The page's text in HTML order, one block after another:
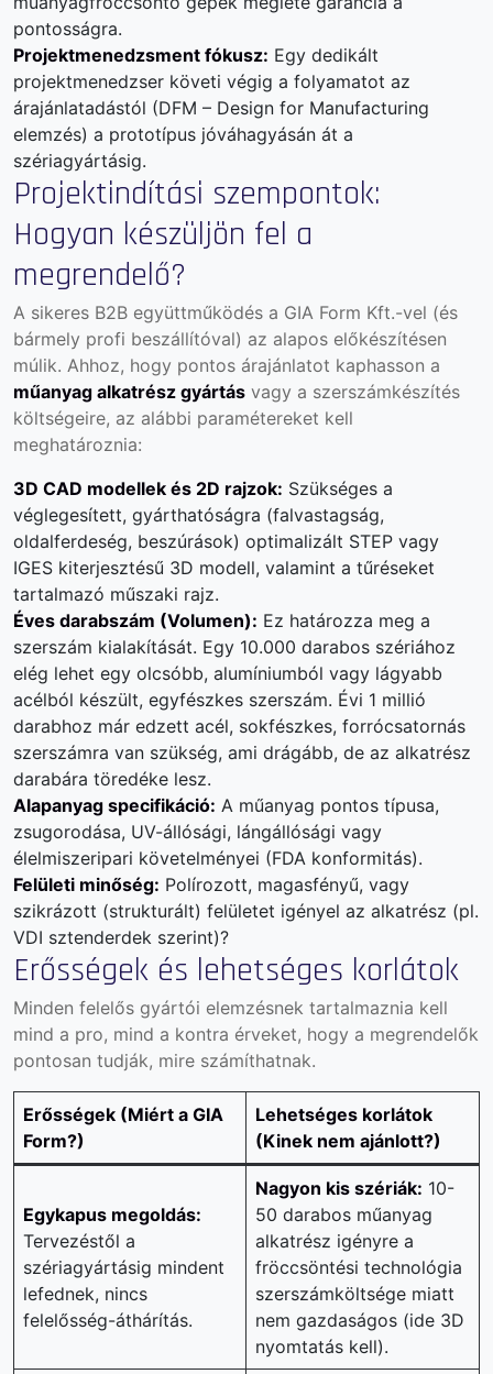
pontosságra.
Projektmenedzsment fókusz: Egy dedikált
projektmenedzser követi végig a folyamatot az
árajánlatadástól (DFM – Design for Manufacturing
elemzés) a prototípus jóváhagyásán át a
szériagyártásig.
Projektindítási szempontok:
Hogyan készüljön fel a
megrendelő?
A sikeres B2B együttműködés a GIA Form Kft.-vel (és
bármely profi beszállítóval) az alapos előkészítésen
múlik. Ahhoz, hogy pontos árajánlatot kaphasson a
műanyag alkatrész gyártás vagy a szerszámkészítés
költségeire, az alábbi paramétereket kell
meghatároznia:
3D CAD modellek és 2D rajzok: Szükséges a
véglegesített, gyárthatóságra (falvastagság,
oldalferdeség, beszúrások) optimalizált STEP vagy
IGES kiterjesztésű 3D modell, valamint a tűréseket
tartalmazó műszaki rajz.
Éves darabszám (Volumen): Ez határozza meg a
szerszám kialakítását. Egy 10.000 darabos szériához
elég lehet egy olcsóbb, alumíniumból vagy lágyabb
acélból készült, egyfészkes szerszám. Évi 1 millió
darabhoz már edzett acél, sokfészkes, forrócsatornás
szerszámra van szükség, ami drágább, de az alkatrész
darabára töredéke lesz.
Alapanyag specifikáció: A műanyag pontos típusa,
zsugorodása, UV-állósági, lángállósági vagy
élelmiszeripari követelményei (FDA konformitás).
Felületi minőség: Polírozott, magasfényű, vagy
szikrázott (strukturált) felületet igényel az alkatrész (pl.
VDI sztenderdek szerint)?
Erősségek és lehetséges korlátok
Minden felelős gyártói elemzésnek tartalmaznia kell
mind a pro, mind a kontra érveket, hogy a megrendelők
pontosan tudják, mire számíthatnak.
Erősségek (Miért a GIA
Form?)
Lehetséges korlátok
(Kinek nem ajánlott?)
Egykapus megoldás:
Tervezéstől a
szériagyártásig mindent
lefednek, nincs
felelősség-áthárítás.
Nagyon kis szériák: 10-
50 darabos műanyag
alkatrész igényre a
fröccsöntési technológia
szerszámköltsége miatt
nem gazdaságos (ide 3D
nyomtatás kell).